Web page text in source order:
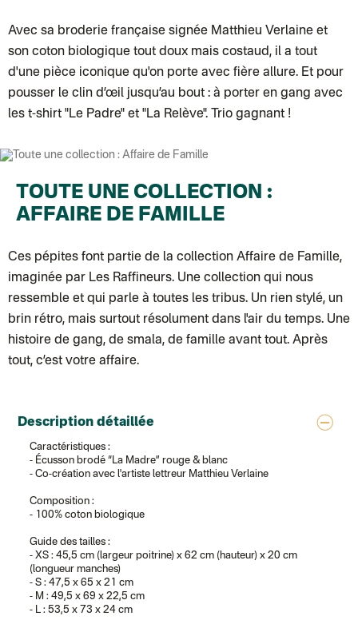
Lettre suivie (expédition La Poupette à Paillettes)
Colissimo suivi (expédition Toi-même)
Lettre suivie (expédition par Noémie, la créatrice)
Colissimo suivi (expédition Zebrabook)
Colissimo suivi (expédition Minoe)
Lettre suivie (expédition April Eleven)
Colissimo suivi (expédition Petit Coq)
Lettre Suivie (expédition Atelier Wagram)
Colissimo suivi (expédition Mon Petit Poids)
DPD colis suivi (expédition Bounce)
DPD colis suivi (expédition La Boîte Concept)
Colis suivi (expédition Loia)
Colis suivi (expédition Maison Roshi)
Colissimo suivi (expédition Connoisseur)
Colis suivi GLS (expédition Tikino)
Colissimo suivi (expédition April Eleven)
Belgique
Lettre prioritaire
Colissimo suivi (expédition par Yamayama)
: Livraison à votre
Chronopost Belgique
Colissimo suivi (expédition par Tot)
Colissimo suivi (expédition Soundivine)
Colissimo suivi (expédition Cheer Moda)
Colis suivi (DPD)
Colissimo suivi (expédition June & Jane)
Colissimo suivi (expédition Toi-même)
Colissimo suivi (expédition Zebrabook)
Colissimo suivi (expédition Minoe)
Lettre suivie (expédition April Eleven)
Lettre suivie (expédition Les mots doux)
Colissimo suivi (expédition Papier Curieux)
Lettre suivie (expédition Atelier Aismée)
DPD colis suivi (expédition Bounce)
DPD colis suivi (expédition La Boîte Concept)
Colis suivi (expédition Loia)
Colissimo personnalisé
Avec sa broderie française signée Matthieu Verlaine et
son coton biologique tout doux mais costaud, il a tout
d'une pièce iconique qu'on porte avec fière allure. Et pour
pousser le clin d’œil jusqu’au bout : à porter en gang avec
les t-shirt "Le Padre" et "La Relève". Trio gagnant !
TOUTE UNE COLLECTION :
AFFAIRE DE FAMILLE
Ces pépites font partie de la collection Affaire de Famille,
imaginée par Les Raffineurs. Une collection qui nous
ressemble et qui parle à toutes les tribus. Un rien stylé, un
brin rétro, mais surtout résolument dans l'air du temps. Une
histoire de gang, de smala, de famille avant tout. Après
tout, c’est votre affaire.
Description détaillée
Caractéristiques :
- Écusson brodé “La Madre” rouge & blanc
- Co-création avec l'artiste lettreur Matthieu Verlaine
Composition :
- 100% coton biologique
Guide des tailles :
- XS : 45,5 cm (largeur poitrine) x 62 cm (hauteur) x 20 cm
(longueur manches)
- S : 47,5 x 65 x 21 cm
- M : 49,5 x 69 x 22,5 cm
- L : 53,5 x 73 x 24 cm